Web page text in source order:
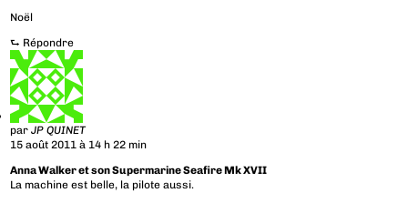
Noël
⮑ Répondre
parJP QUINET
15 août 2011 à 14 h 22 min
Anna Walker et son Supermarine Seafire Mk XVII
La machine est belle, la pilote aussi.